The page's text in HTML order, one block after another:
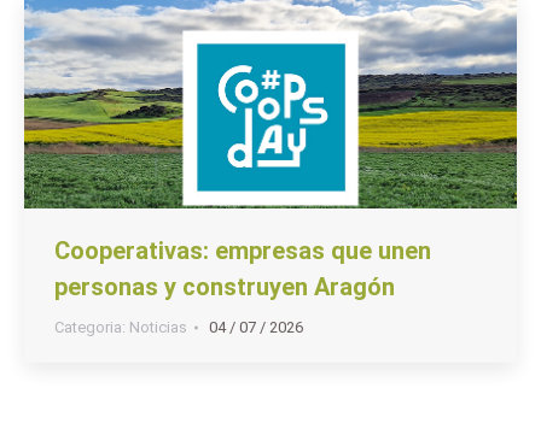
Cooperativas: empresas que unen
personas y construyen Aragón
Categoria: Noticias 04 / 07 / 2026